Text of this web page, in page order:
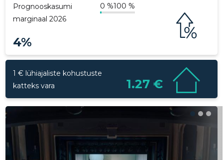
Prognooskasumi
marginaal 2026
0 %100 %
4%
1 € lühiajaliste kohustuste
katteks vara
1.27 €